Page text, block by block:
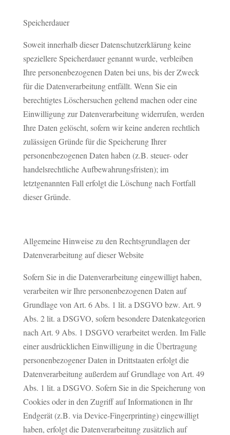
Speicherdauer
Soweit innerhalb dieser Datenschutzerklärung keine
speziellere Speicherdauer genannt wurde, verbleiben
Ihre personenbezogenen Daten bei uns, bis der Zweck
für die Datenverarbeitung entfällt. Wenn Sie ein
berechtigtes Löschersuchen geltend machen oder eine
Einwilligung zur Datenverarbeitung widerrufen, werden
Ihre Daten gelöscht, sofern wir keine anderen rechtlich
zulässigen Gründe für die Speicherung Ihrer
personenbezogenen Daten haben (z.B. steuer- oder
handelsrechtliche Aufbewahrungsfristen); im
letztgenannten Fall erfolgt die Löschung nach Fortfall
dieser Gründe.
Allgemeine Hinweise zu den Rechtsgrundlagen der
Datenverarbeitung auf dieser Website
Sofern Sie in die Datenverarbeitung eingewilligt haben,
verarbeiten wir Ihre personenbezogenen Daten auf
Grundlage von Art. 6 Abs. 1 lit. a DSGVO bzw. Art. 9
Abs. 2 lit. a DSGVO, sofern besondere Datenkategorien
nach Art. 9 Abs. 1 DSGVO verarbeitet werden. Im Falle
einer ausdrücklichen Einwilligung in die Übertragung
personenbezogener Daten in Drittstaaten erfolgt die
Datenverarbeitung außerdem auf Grundlage von Art. 49
Abs. 1 lit. a DSGVO. Sofern Sie in die Speicherung von
Cookies oder in den Zugriff auf Informationen in Ihr
Endgerät (z.B. via Device-Fingerprinting) eingewilligt
haben, erfolgt die Datenverarbeitung zusätzlich auf